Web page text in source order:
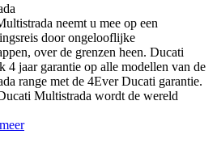
neemt u mee op een
door ongelooflijke
over de grenzen heen. Ducati
4 jaar garantie op alle modellen van de
range met de 4Ever Ducati garantie.
Multistrada wordt de wereld